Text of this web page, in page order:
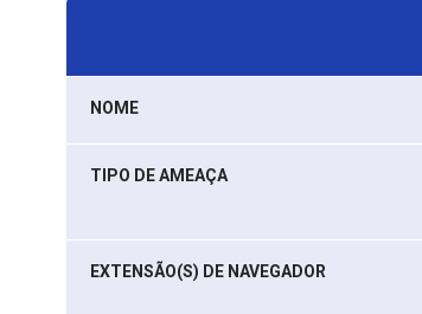
NOME
TIPO DE AMEAÇA
EXTENSÃO(S) DE NAVEGADOR